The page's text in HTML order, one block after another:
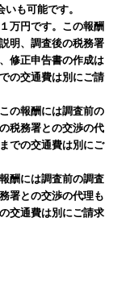
も可能です。
万円です。この報酬
明、調査後の税務署
修正申告書の作成は
の交通費は別にご請
の報酬には調査前の
税務署との交渉の代
での交通費は別にご
酬には調査前の調査
署との交渉の代理も
交通費は別にご請求